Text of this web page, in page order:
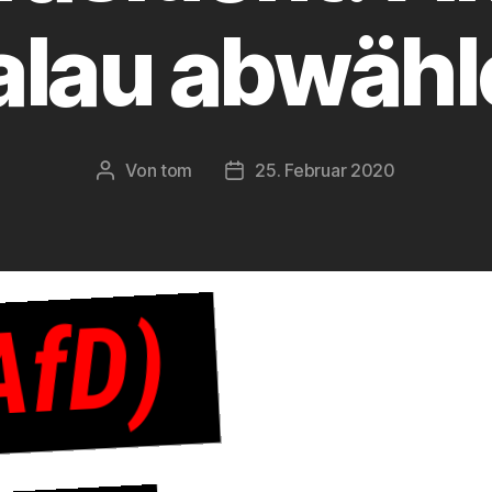
Beitragsautor
Vontom Beitragsdatum
25. Februar 2020